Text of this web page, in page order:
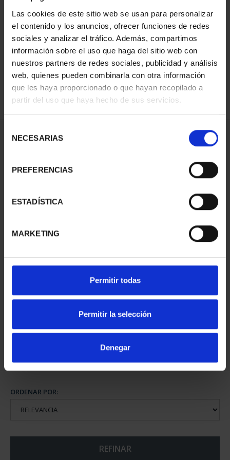
Las cookies de este sitio web se usan para personalizar
el contenido y los anuncios, ofrecer funciones de redes
sociales y analizar el tráfico. Además, compartimos
información sobre el uso que haga del sitio web con
nuestros partners de redes sociales, publicidad y análisis
web, quienes pueden combinarla con otra información
que les haya proporcionado o que hayan recopilado a
partir del uso que haya hecho de sus servicios.
NECESARIAS
PREFERENCIAS
ESTADÍSTICA
MARKETING
Permitir todas
Permitir la selección
Denegar
ORDENAR POR:
REFINAR
1 Productos encontrados
PROVINCIA COLECCION
COMPLET...
ORDENAR POR:
REFINAR